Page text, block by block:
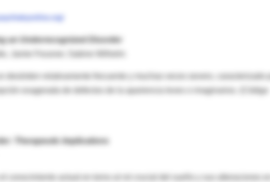
an Underrecognized Disorder
exagerada de defectos de la apariencia leves o imaginarios. (Código
Therapeutic Implications